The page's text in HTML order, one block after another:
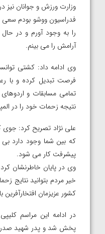
وزارت ورزش و جوانان نیز
فدراسیون ووشو بودم
را به وجود آورم و در
آرامش را می بینم.
وی ادامه داد: کشتی
فرصت تبدیل کرده و با
تمامی مسابقات و اردوهای
نتیجه زحمات خود را در
علی نژاد تصریح کرد:
که بین شما وجود دارد
پیشرفت کار می شود.
وی در پایان خاطرنشان
خیر مردم بتوانید نتایج
کشور عزیزمان افتخارآفرین
در ادامه این مراسم
پخش شد و پدر شهید